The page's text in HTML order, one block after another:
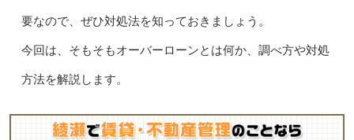
要なので、ぜひ対処法を知っておきましょう。
今回は、そもそもオーバーローンとは何か、調べ方や対処
方法を解説します。